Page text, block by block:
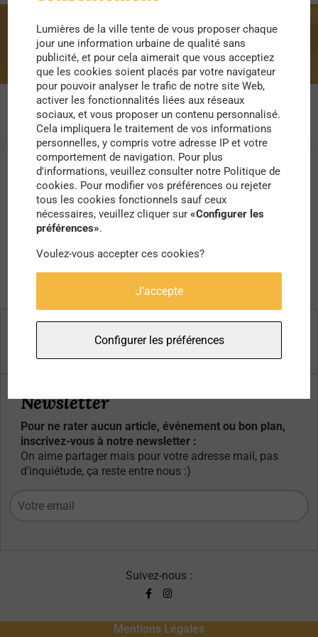
promotion
Newsletter
Pour ne rater aucun article, événement ou bon plan,
inscrivez-vous à notre newsletter :
On aime partager mais pour votre adresse mail, pas
d’inquiétude, ça reste entre nous :)
Suivez-nous :
Mentions Légales
Lumières de la ville tente de vous proposer chaque
jour une information urbaine de qualité sans
publicité, et pour cela aimerait que vous acceptiez
que les cookies soient placés par votre navigateur
pour pouvoir analyser le trafic de notre site Web,
activer les fonctionnalités liées aux réseaux
sociaux, et vous proposer un contenu personnalisé.
Cela impliquera le traitement de vos informations
personnelles, y compris votre adresse IP et votre
comportement de navigation. Pour plus
d'informations, veuillez consulter notre Politique de
cookies. Pour modifier vos préférences ou rejeter
tous les cookies fonctionnels sauf ceux
nécessaires, veuillez cliquer sur«Configurer les
préférences».
Voulez-vous accepter ces cookies?
J'accepte
Configurer les préférences